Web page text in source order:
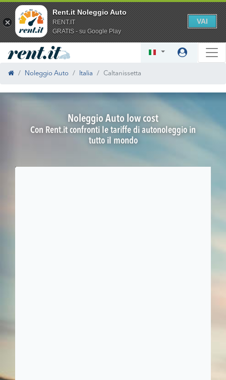
Rent.it Noleggio Auto
RENT.IT
GRATIS - su Google Play
VAI
Noleggio Auto Italia Caltanissetta
Noleggio Auto low cost
Con Rent.it confronti le tariffe di autonoleggio in
tutto il mondo